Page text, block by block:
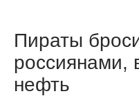
Пираты
россиянами,
нефть